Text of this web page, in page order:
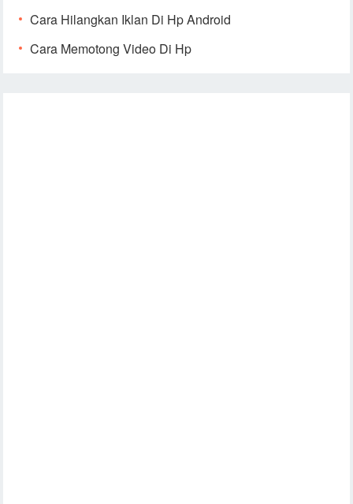
Cara Hilangkan Iklan Di Hp Android
Cara Memotong Video Di Hp